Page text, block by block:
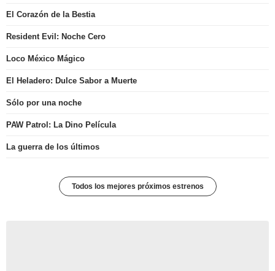
El Corazón de la Bestia
Resident Evil: Noche Cero
Loco México Mágico
El Heladero: Dulce Sabor a Muerte
Sólo por una noche
PAW Patrol: La Dino Película
La guerra de los últimos
Todos los mejores próximos estrenos